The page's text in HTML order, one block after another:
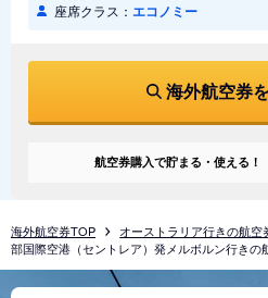
座席クラス： エコノミー
海外航空券
航空券購入で貯まる・使える！
海外航空券TOP オーストラリア行きの航空
部国際空港（セントレア）発メルボルン行きの